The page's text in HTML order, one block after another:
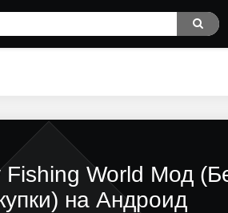
Fishing World Мод
на Андроид